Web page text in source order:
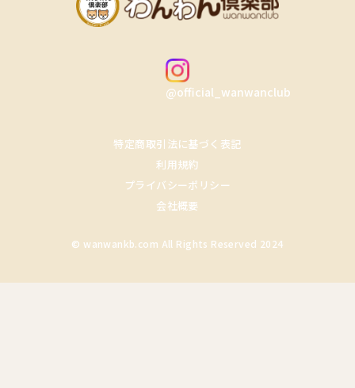
@official_wanwanclub
特定商取引法に基づく表記
利用規約
プライバシーポリシー
会社概要
© wanwankb.com All Rights Reserved 2024